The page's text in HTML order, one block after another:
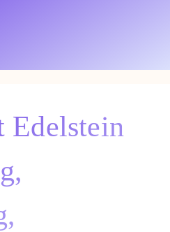
Edelstein